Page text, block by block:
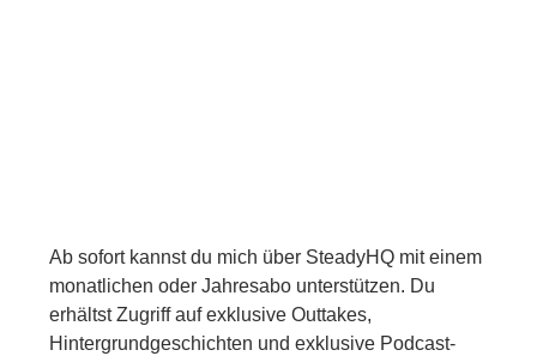
Ab sofort kannst du mich über SteadyHQ mit einem
monatlichen oder Jahresabo unterstützen. Du
erhältst Zugriff auf exklusive Outtakes,
Hintergrundgeschichten und exklusive Podcast-